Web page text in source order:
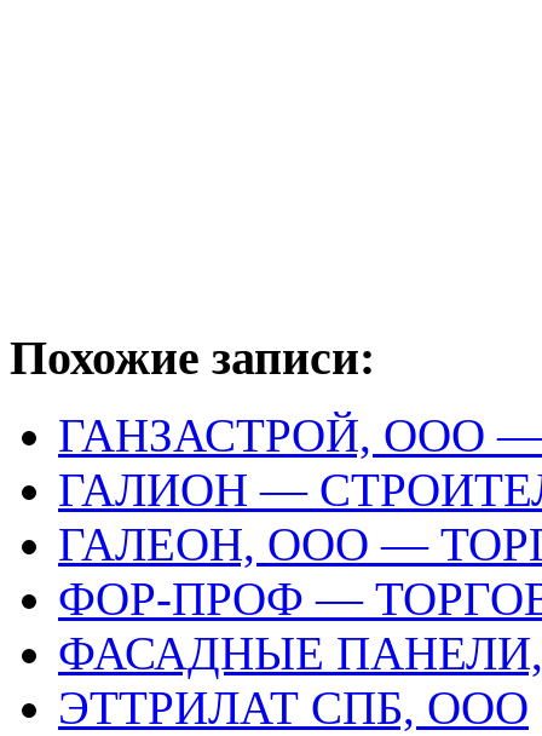
Похожие записи:
ГАНЗАСТРОЙ, ООО
ГАЛИОН —
ГАЛЕОН, ООО —
ФОР-ПРОФ —
ФАСАДНЫЕ
ЭТТРИЛАТ СПБ, ООО